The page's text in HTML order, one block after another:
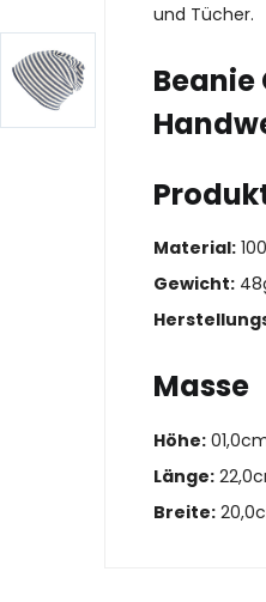
und Tücher.
Material:
Gewicht:
Masse
Höhe:
Länge:
Breite: